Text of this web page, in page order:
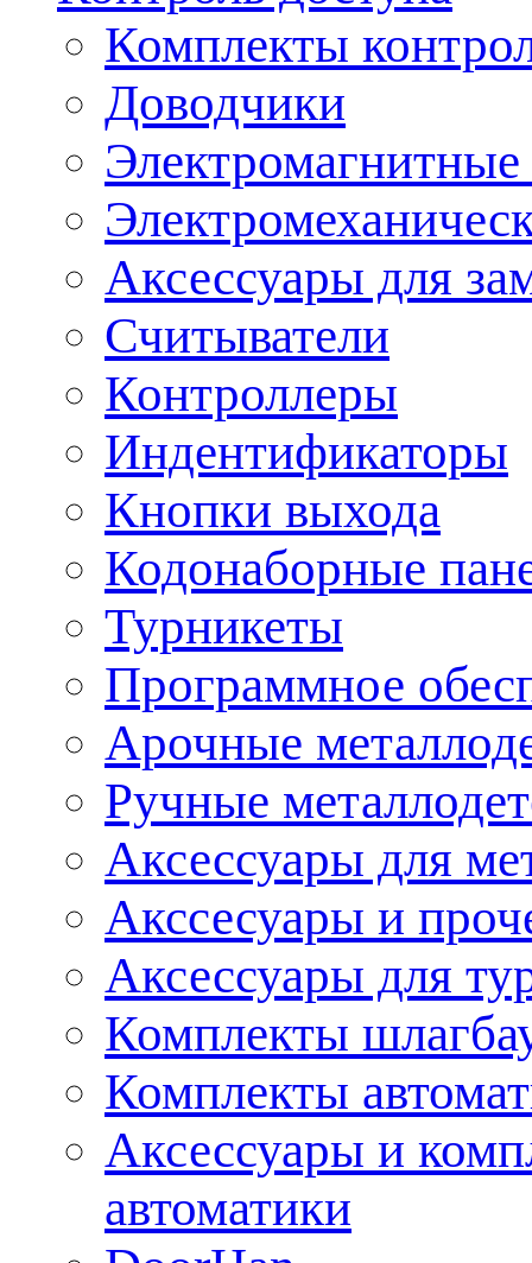
Комплекты
Доводчики
Аксессуары для
Считыватели
Контроллеры
Индентификаторы
Кнопки выхода
Кодонаборные
Турникеты
Программное
Арочные
Ручные
Аксессуары для
Акссесуары и
Аксессуары для
Комплекты
Комплекты
Аксессуары и
автоматики